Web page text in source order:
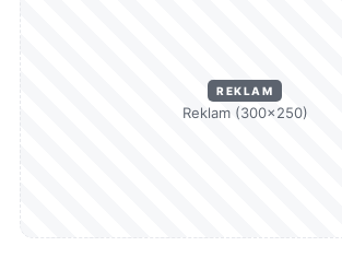
REKLAM
Reklam (300×250)